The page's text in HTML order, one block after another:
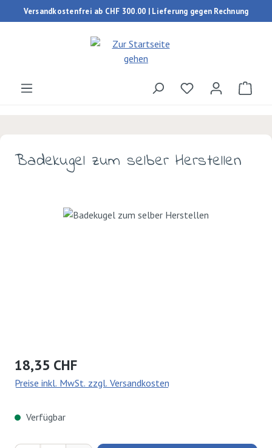
Zum Hauptinhalt springen
Versandkostenfrei ab CHF 300.00 | Lieferung gegen Rechnung
Du hast 0
Badekugel zum selber Herstellen
Bildergalerie überspringen
Regulärer Preis:
18,35 CHF
Preise inkl. MwSt. zzgl. Versandkosten
Verfügbar